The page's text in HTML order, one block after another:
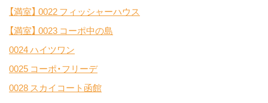
【満室】 0022 フィッシャーハウス
【満室】 0023 コーポ中の島
0024 ハイツワン
0025 コーポ・フリーデ
0028 スカイコート函館